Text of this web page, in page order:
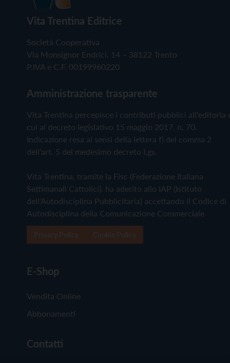
Vita Trentina Editrice
Società Cooperativa
Via Monsignor Endrici, 14 – 38122 Trento
P.IVA e C.F. 00199960220
Amministrazione trasparente
Vita Trentina percepisce i contributi pubblici all'editoria
cui al decreto legislativo 15 maggio 2017, n. 70.
Indicazione resa ai sensi della lettera f) del comma 2
dell'art. 5 del medesimo decreto Lgs.
Vita Trentina, tramite la Fisc (Federazione Italiana
Settimanali Cattolici), ha aderito allo IAP (Istituto
dell'Autodisciplina Pubblicitaria) accettando il Codice di
Autodisciplina della Comunicazione Commerciale
E-Shop
Vendita Online
Abbonamenti
Contatti